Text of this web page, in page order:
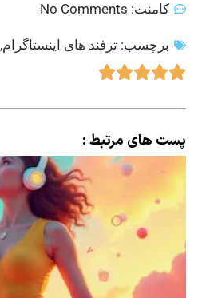
کامنت:
برچسب: ترفند های اینستاگرام,
پست های مرتبط :